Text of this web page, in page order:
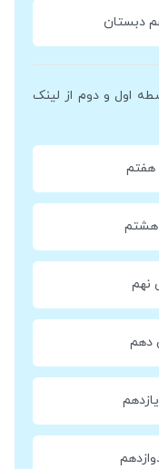
دبستان
اول و دوم از لینک
هفتم
هشتم
نهم
دهم